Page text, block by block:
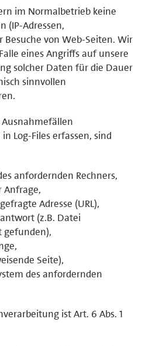
im Normalbetrieb keine
(IP-Adressen,
Besuche von Web-Seiten. Wir
eines Angriffs auf unsere
solcher Daten für die Dauer
sinnvollen
Log-Files erfassen, sind
anfordernden Rechners,
Anfrage,
Adresse (URL),
(z.B. Datei
gefunden),
Seite),
des anfordernden
ist Art. 6 Abs. 1